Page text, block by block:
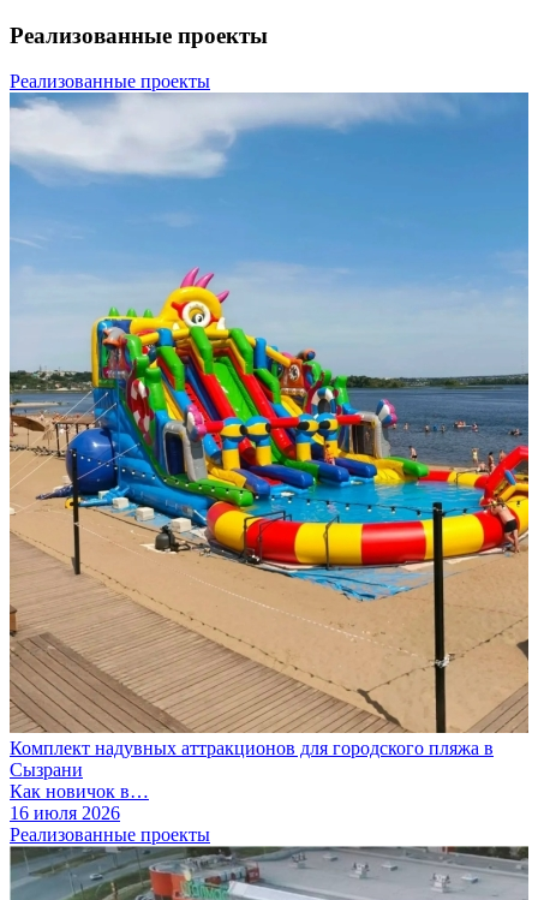
Реализованные проекты
Реализованные проекты
Комплект надувных аттракционов для городского пляжа в
Сызрани
Как новичок в…
16 июля 2026
Реализованные проекты